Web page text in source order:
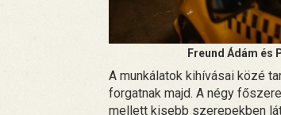
Freund Ádám és
A munkálatok kihívásai közé
forgatnak majd. A négy
mellett kisebb szerepekben